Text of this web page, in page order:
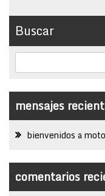
Buscar
mensajes
bienvenidos a
comentarios